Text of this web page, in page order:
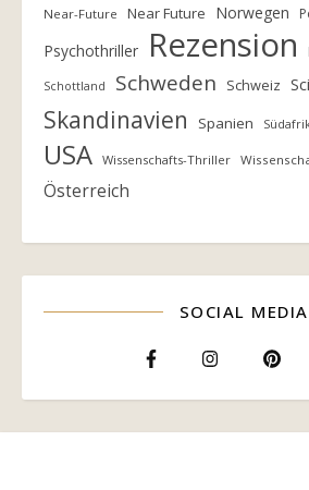
Near-Future Near Future Norwegen
Psychothriller Rezension
Schottland Schweden Schweiz
Skandinavien Spanien
USA Wissenschafts-Thriller
Österreich
SOCIAL MEDIA